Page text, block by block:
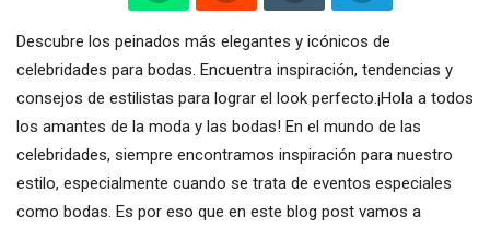
Descubre los peinados más elegantes y icónicos de
celebridades para bodas. Encuentra inspiración, tendencias y
consejos de estilistas para lograr el look perfecto.¡Hola a todos
los amantes de la moda y las bodas! En el mundo de las
celebridades, siempre encontramos inspiración para nuestro
estilo, especialmente cuando se trata de eventos especiales
como bodas. Es por eso que en este blog post vamos a